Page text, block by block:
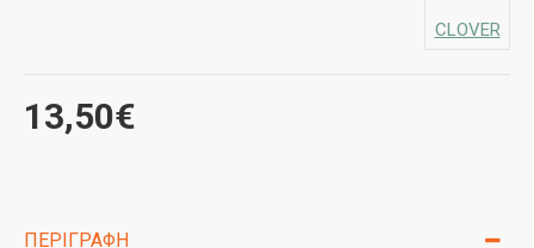
13,50€
CLOVER
ΠΕΡΙΓΡΑΦΉ